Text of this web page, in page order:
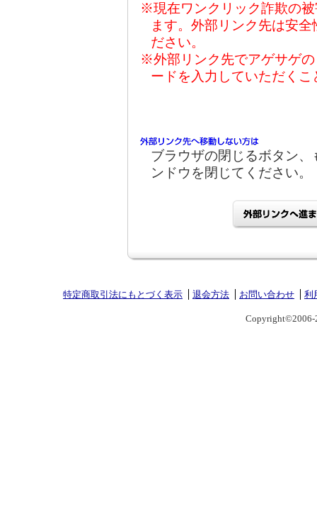
※現在ワンクリック詐欺の
ます。外部リンク先は安
ださい。
※外部リンク先でアゲサゲ
ードを入力していただく
ブラウザの閉じるボタン
ンドウを閉じてください。
特定商取引法にもとづく表示 退会方法 お問い合わせ 利
Copyright©2006-